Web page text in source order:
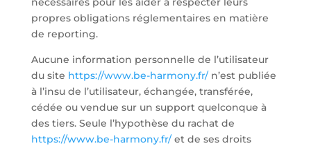
propres obligations réglementaires en matière
de reporting.
Aucune information personnelle de l’utilisateur
du site https://www.be-harmony.fr/n’est publiée
à l’insu de l’utilisateur, échangée, transférée,
cédée ou vendue sur un support quelconque à
des tiers. Seule l’hypothèse du rachat de
https://www.be-harmony.fr/et de ses droits